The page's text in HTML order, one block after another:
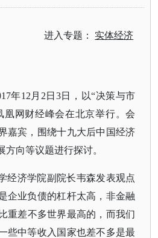
进入专题： 实体经济
年12月2日3日，以“决策与市
凰网财经峰会在北京举行。会
嘉宾，围绕十九大后中国经济
向等议题进行探讨。
经济学院副院长韦森发表观点
企业负债的杠杆太高，非金融
重差不多世界最高的，而我们
些中等收入国家也差不多是最